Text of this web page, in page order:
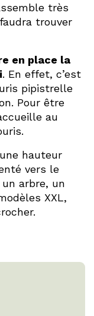
très
trouver
en place la
. En effet, c’est
pipistrelle
Pour être
au
hauteur
vers le
un arbre, un
XXL,